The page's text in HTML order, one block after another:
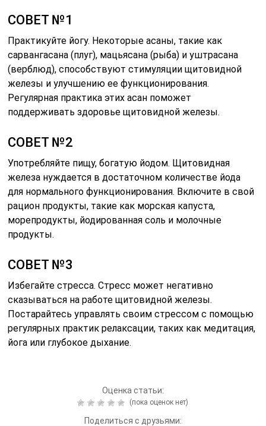
СОВЕТ №1
Практикуйте йогу. Некоторые асаны, такие как
сарвангасана (плуг), мацьясана (рыба) и уштрасана
(верблюд), способствуют стимуляции щитовидной
железы и улучшению ее функционирования.
Регулярная практика этих асан поможет
поддерживать здоровье щитовидной железы.
СОВЕТ №2
Употребляйте пищу, богатую йодом. Щитовидная
железа нуждается в достаточном количестве йода
для нормального функционирования. Включите в свой
рацион продукты, такие как морская капуста,
морепродукты, йодированная соль и молочные
продукты.
СОВЕТ №3
Избегайте стресса. Стресс может негативно
сказываться на работе щитовидной железы.
Постарайтесь управлять своим стрессом с помощью
регулярных практик релаксации, таких как медитация,
йога или глубокое дыхание.
Оценка статьи:
(пока оценок нет)
Поделиться с друзьями: